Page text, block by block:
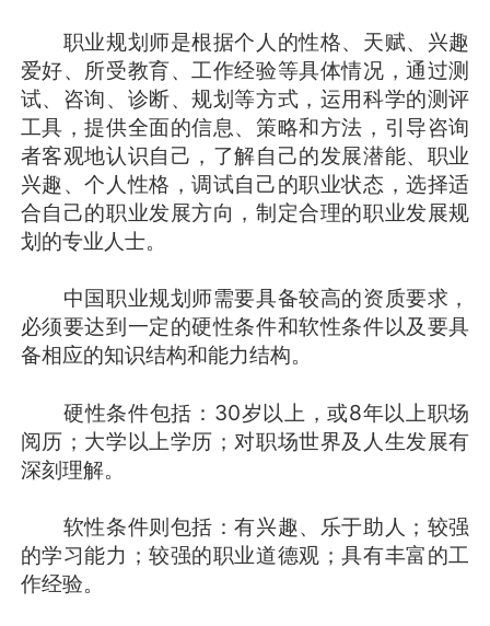
职业规划师是根据个人的性格、天赋、兴趣
爱好、所受教育、工作经验等具体情况，通过测
试、咨询、诊断、规划等方式，运用科学的测评
工具，提供全面的信息、策略和方法，引导咨询
者客观地认识自己，了解自己的发展潜能、职业
兴趣、个人性格，调试自己的职业状态，选择适
合自己的职业发展方向，制定合理的职业发展规
划的专业人士。
中国职业规划师需要具备较高的资质要求，
必须要达到一定的硬性条件和软性条件以及要具
备相应的知识结构和能力结构。
硬性条件包括：30岁以上，或8年以上职场
阅历；大学以上学历；对职场世界及人生发展有
深刻理解。
软性条件则包括：有兴趣、乐于助人；较强
的学习能力；较强的职业道德观；具有丰富的工
作经验。